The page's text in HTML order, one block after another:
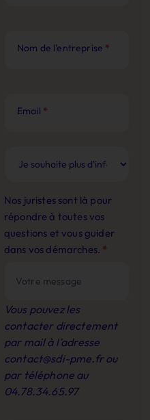
Nom de l'entreprise *
Email *
Nos juristes sont là pour
répondre à toutes vos
questions et vous guider
dans vos démarches. *
Vous pouvez les
contacter directement
par mail à l’adresse
contact@sdi-pme.frou
par téléphone au
04.78.34.65.97